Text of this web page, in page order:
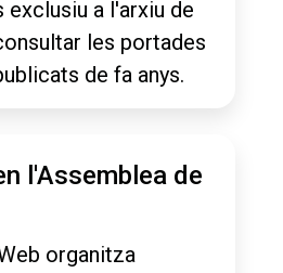
exclusiu a l'arxiu de
les portades
de fa anys.
l'Assemblea de
organitza